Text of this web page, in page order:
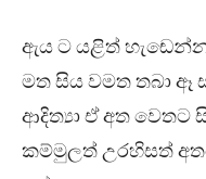
ඇය ට යළිත්
මත සිය වමත තබා ඈ
ආදිත්‍යා ඒ අත
කම්මුලත් උරහිසත්